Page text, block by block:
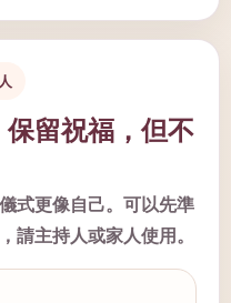
留祝福，但不
式更像自己。可以先準
請主持人或家人使用。